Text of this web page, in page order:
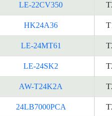
LE-22CV350
HK24A36
LE-24MT61
LE-24SK2
AW-T24K2A
24LB7000PCA